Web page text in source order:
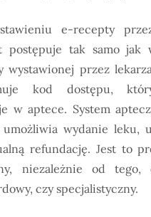
e-recepty
postępuje tak samo jak
wystawionej przez
kod dostępu,
w aptece. System
wydanie leku,
refundację. Jest to
niezależnie od
czy specjalistyczny.